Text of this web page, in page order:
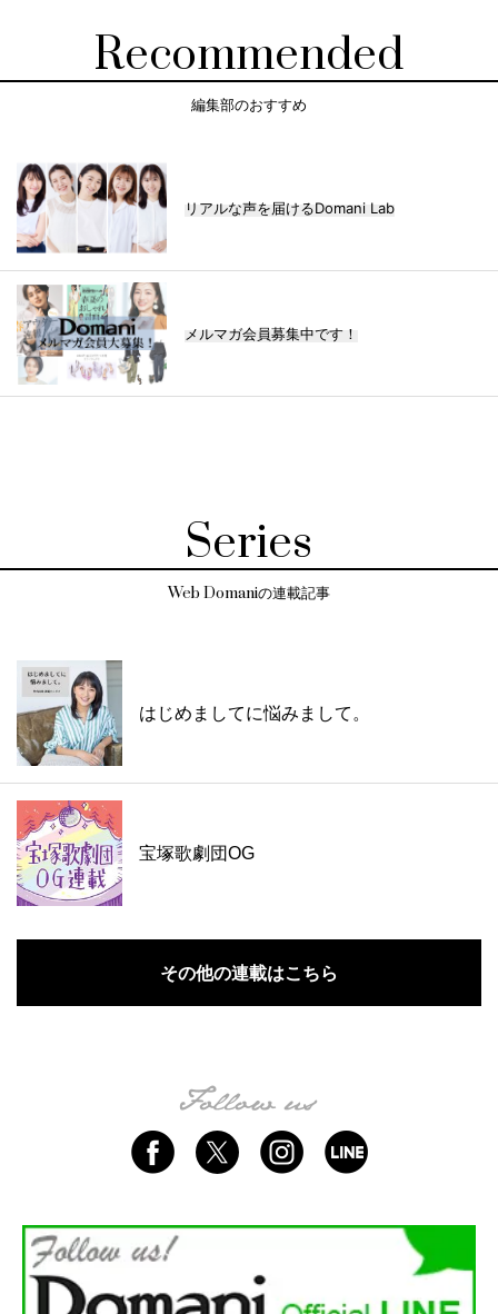
Recommended
編集部のおすすめ
リアルな声を届けるDomani Lab
メルマガ会員募集中です！
Series
Web Domaniの連載記事
はじめましてに悩みまして。
宝塚歌劇団OG
その他の連載はこちら